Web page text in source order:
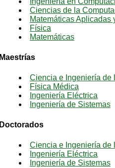
Ciencias de la
Matemáticas Aplicadas
Física
Matemáticas
Maestrías
Ciencia e Ingeniería de
Física Médica
Ingeniería Eléctrica
Ingeniería de Sistemas
Doctorados
Ciencia e Ingeniería de
Ingeniería Eléctrica
Ingeniería de Sistemas